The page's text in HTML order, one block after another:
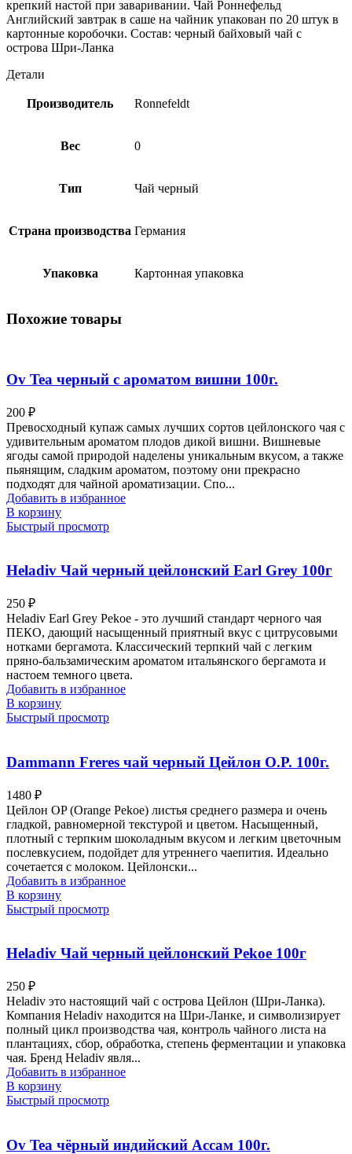
крепкий настой при заваривании. Чай Роннефельд
Английский завтрак в саше на чайник упакован по 20 штук в
картонные коробочки. Состав: черный байховый чай с
острова Шри-Ланка
Детали
Производитель Ronnefeldt
Вес 0
Тип Чай черный
Страна производства Германия
Упаковка Картонная упаковка
Похожие товары
Ov Tea черный с ароматом вишни 100г.
200 ₽
Превосходный купаж самых лучших сортов цейлонского чая с
удивительным ароматом плодов дикой вишни. Вишневые
ягоды самой природой наделены уникальным вкусом, а также
пьянящим, сладким ароматом, поэтому они прекрасно
подходят для чайной ароматизации. Спо...
Добавить в избранное
В корзину
Быстрый просмотр
Heladiv Чай черный цейлонский Earl Grey 100г
250 ₽
Heladiv Earl Grey Pekoe - это лучший стандарт черного чая
ПЕКО, дающий насыщенный приятный вкус с цитрусовыми
нотками бергамота. Классический терпкий чай с легким
пряно-бальзамическим ароматом итальянского бергамота и
настоем темного цвета.
Добавить в избранное
В корзину
Быстрый просмотр
Dammann Freres чай черный Цейлон О.Р. 100г.
1480 ₽
Цейлон OP (Orange Pekoe) листья среднего размера и очень
гладкой, равномерной текстурой и цветом. Насыщенный,
плотный с терпким шоколадным вкусом и легким цветочным
послевкусием, подойдет для утреннего чаепития. Идеально
сочетается с молоком. Цейлонски...
Добавить в избранное
В корзину
Быстрый просмотр
Heladiv Чай черный цейлонский Pekoe 100г
250 ₽
Heladiv это настоящий чай с острова Цейлон (Шри-Ланка).
Компания Heladiv находится на Шри-Ланке, и символизирует
полный цикл производства чая, контроль чайного листа на
плантациях, сбор, обработка, степень ферментации и упаковка
чая. Бренд Heladiv явля...
Добавить в избранное
В корзину
Быстрый просмотр
Ov Tea чёрный индийский Ассам 100г.